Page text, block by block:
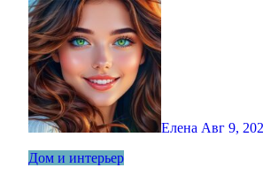
Елена Авг 9,
Дом и интерьер